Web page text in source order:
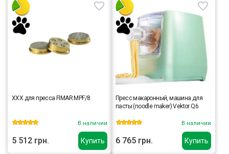
Купить
XXX для пресса FIMAR MPF/8
В наличии
5 512 грн. Купить
Пресс макаронный, машина для
пасты (noodle maker) Vektor Q6
В наличии
6 765 грн.